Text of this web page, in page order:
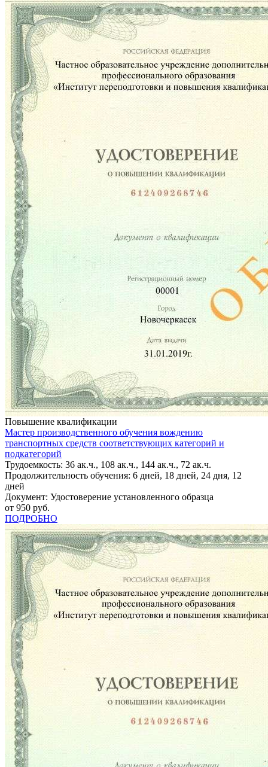
Повышение квалификации
Мастер производственного обучения вождению
транспортных средств соответствующих категорий и
подкатегорий
Трудоемкость: 36 ак.ч., 108 ак.ч., 144 ак.ч., 72 ак.ч.
Продолжительность обучения: 6 дней, 18 дней, 24 дня, 12
дней
Документ: Удостоверение установленного образца
от 950 руб.
ПОДРОБНО